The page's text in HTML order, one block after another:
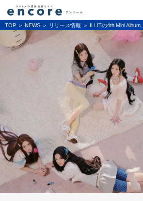
TOP NEWS リリース情報 ILLITの4th Mini